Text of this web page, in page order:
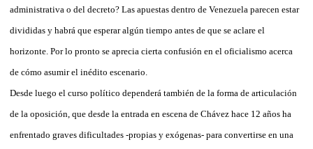
administrativa o del decreto? Las apuestas dentro de Venezuela parecen estar
divididas y habrá que esperar algún tiempo antes de que se aclare el
horizonte. Por lo pronto se aprecia cierta confusión en el oficialismo acerca
de cómo asumir el inédito escenario.
Desde luego el curso político dependerá también de la forma de articulación
de la oposición, que desde la entrada en escena de Chávez hace 12 años ha
enfrentado graves dificultades -propias y exógenas- para convertirse en una